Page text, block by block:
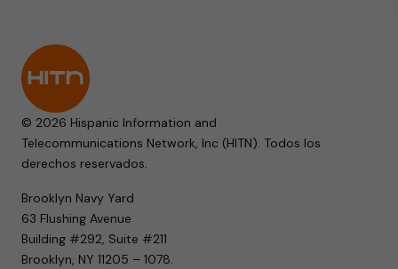
© 2026 Hispanic Information and
Telecommunications Network, Inc (HITN). Todos los
derechos reservados.
Brooklyn Navy Yard
63 Flushing Avenue
Building #292, Suite #211
Brooklyn, NY 11205 – 1078.